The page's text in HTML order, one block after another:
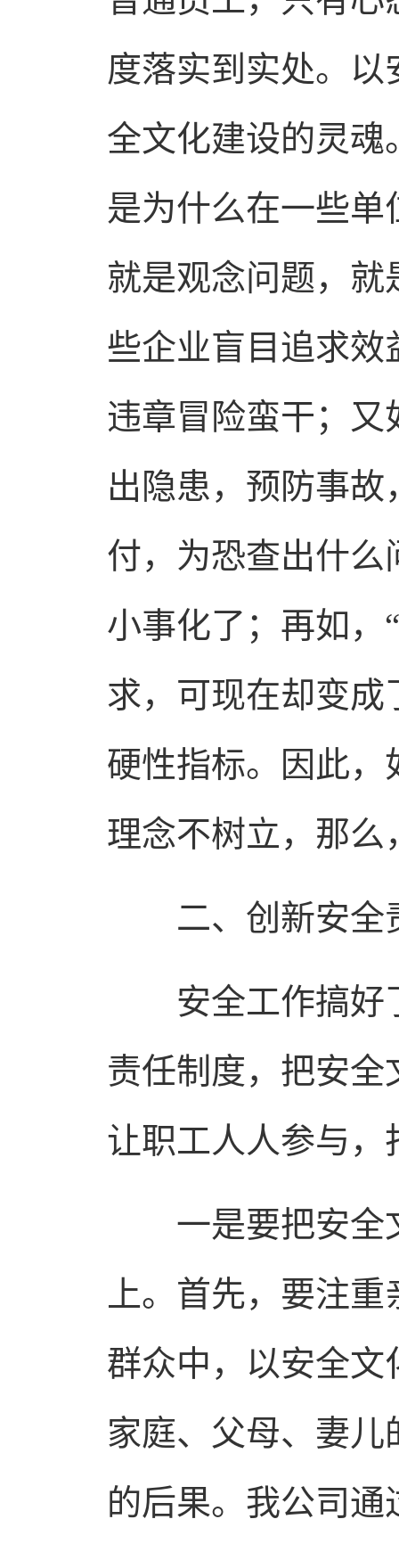
度落实到实处。
全文化建设的灵
是为什么在一些单
就是观念问题，
些企业盲目追求
违章冒险蛮干；
出隐患，预防事
付，为恐查出什
小事化了；再如，
求，可现在却变
硬性指标。因此
理念不树立，那
二、创新安全责
安全工作搞好了
责任制度，把安
让职工人人参与
一是要把安全文
上。首先，要注
群众中，以安全
家庭、父母、妻
的后果。我公司